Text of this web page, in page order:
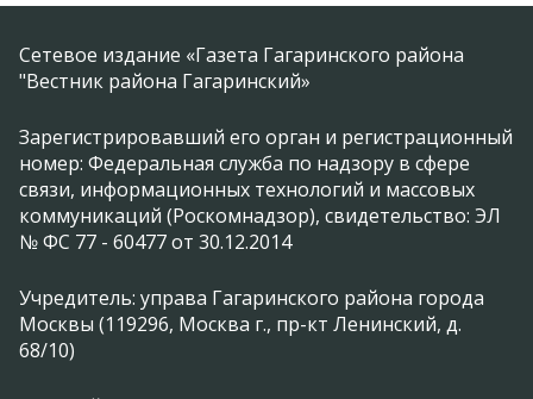
Сетевое издание «Газета Гагаринского района
"Вестник района Гагаринский»
Зарегистрировавший его орган и регистрационный
номер: Федеральная служба по надзору в сфере
связи, информационных технологий и массовых
коммуникаций (Роскомнадзор), свидетельство: ЭЛ
№ ФС 77 - 60477 от 30.12.2014
Учредитель: управа Гагаринского района города
Москвы (119296, Москва г., пр-кт Ленинский, д.
68/10)